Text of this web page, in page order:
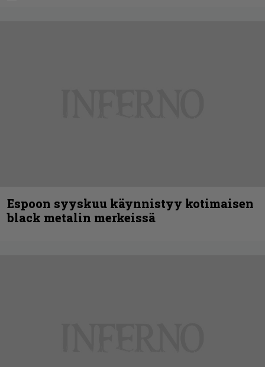
Espoon syyskuu käynnistyy kotimaisen
black metalin merkeissä